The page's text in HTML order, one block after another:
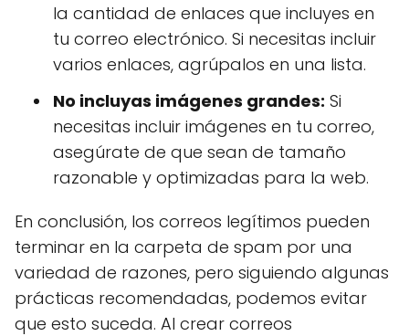
la cantidad de enlaces que incluyes en
tu correo electrónico. Si necesitas incluir
varios enlaces, agrúpalos en una lista.
No incluyas imágenes grandes: Si
necesitas incluir imágenes en tu correo,
asegúrate de que sean de tamaño
razonable y optimizadas para la web.
En conclusión, los correos legítimos pueden
terminar en la carpeta de spam por una
variedad de razones, pero siguiendo algunas
prácticas recomendadas, podemos evitar
que esto suceda. Al crear correos